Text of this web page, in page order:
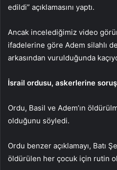
edildi” açıklamasını yaptı.
Ancak incelediğimiz video
ifadelerine göre Adem silahlı
arkasından vurulduğunda
İsrail ordusu, askerlerine
Ordu, Basil ve Adem’ın
olduğunu söyledi.
Ordu benzer açıklamayı, Batı
öldürülen her çocuk için rutin